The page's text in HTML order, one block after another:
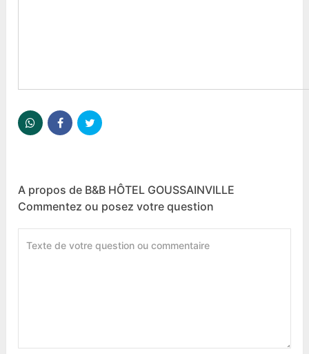
A propos de B&B HÔTEL GOUSSAINVILLE
Commentez ou posez votre question